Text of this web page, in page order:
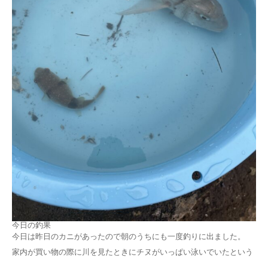
今日の釣果
今日は昨日のカニがあったので朝のうちにも一度釣りに出ました。
家内が買い物の際に川を見たときにチヌがいっぱい泳いでいたという